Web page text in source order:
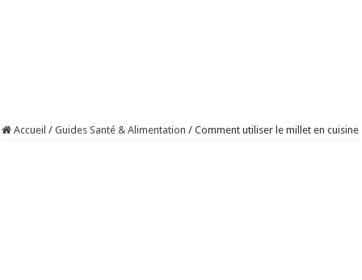
Accueil / Guides Santé & Alimentation / Comment utiliser le millet en cuisine